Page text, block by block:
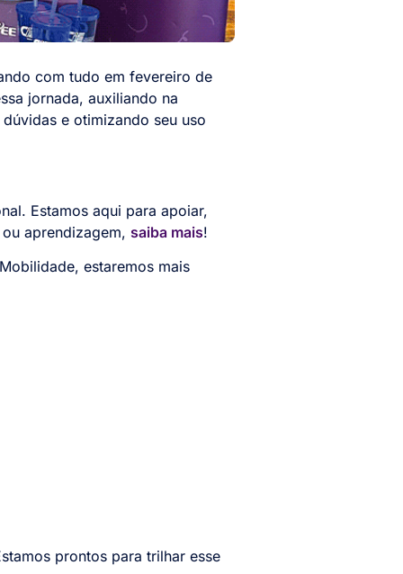
com tudo em fevereiro de
jornada, auxiliando na
e otimizando seu uso
Estamos aqui para apoiar,
aprendizagem, saiba mais!
estaremos mais
prontos para trilhar esse